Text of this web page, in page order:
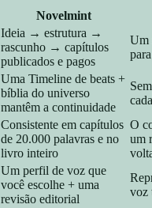
Novelmint
Ideia → estrutura →
rascunho → capítulos
publicados e pagos
Um
Uma Timeline de beats +
bíblia do universo
mantêm a continuidade
Consistente em capítulos
de 20.000 palavras e no
livro inteiro
O
um
Um perfil de voz que
você escolhe + uma
revisão editorial
voz